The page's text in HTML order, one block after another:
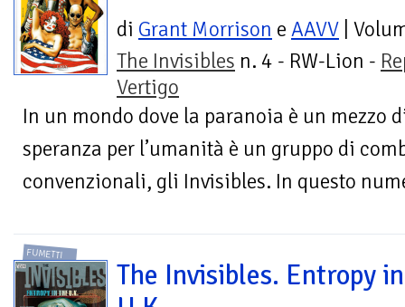
di Grant Morrison e AAVV |
The Invisibles n. 4 - RW-Lion -
Vertigo
In un mondo dove la paranoia è un mezzo
speranza per l’umanità è un gruppo di
convenzionali, gli Invisibles. In questo
FUMETTI
The Invisibles. Entropy